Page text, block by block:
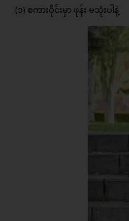
(၁) စကားဝိုင်းမှာ ဖုန်း မသုံးပါနဲ့